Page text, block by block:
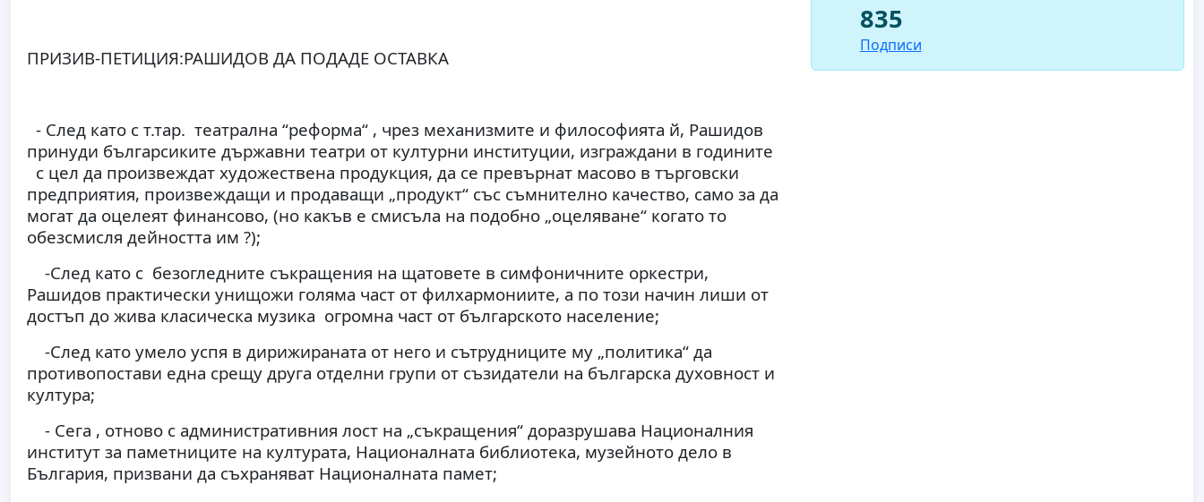
ПРИЗИВ-ПЕТИЦИЯ:РАШИДОВ ДА ПОДАДЕ ОСТАВКА
- След като с т.тар. театрална “реформа“ , чрез механизмите и философията й, Рашидов
принуди българсиките държавни театри от културни институции, изграждани в годините
с цел да произвеждат художествена продукция, да се превърнат масово в търговски
предприятия, произвеждащи и продаващи „продукт“ със съмнително качество, само за да
могат да оцелеят финансово, (но какъв е смисъла на подобно „оцеляване“ когато то
обезсмисля дейността им ?);
-След като с безогледните съкращения на щатовете в симфоничните оркестри,
Рашидов практически унищожи голяма част от филхармониите, а по този начин лиши от
достъп до жива класическа музика огромна част от българското население;
-След като умело успя в дирижираната от него и сътрудниците му „политика“ да
противопостави една срещу друга отделни групи от съзидатели на българска духовност и
култура;
- Сега , отново с административния лост на „съкращения“ доразрушава Националния
институт за паметниците на културата, Националната библиотека, музейното дело в
България, призвани да съхраняват Националната памет;
835
Подписи